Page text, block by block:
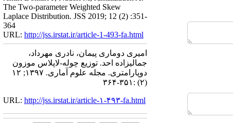
The Two-parameter Weighted Skew
Laplace Distribution. JSS 2019; 12 (2) :351-
364
URL: http://jss.irstat.ir/article-1-493-fa.html
امیری دوماری پیمان، نادری مهرداد،
جمالیزاده احد. توزیع چوله-لاپلاس موزون
دوپارامتری. مجله علوم آماری. ۱۳۹۷; ۱۲
(۲) :۳۵۱-۳۶۴
URL: http://jss.irstat.ir/article-۱-۴۹۳-fa.html